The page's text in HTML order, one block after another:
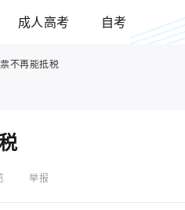
成人高考 自考
不再能抵税
举报